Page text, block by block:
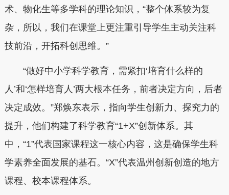
术、物化生等多学科的理论知识，“整个体系较为复
杂，所以，我们在课堂上更注重引导学生主动关注科
技前沿，开拓科创思维。”
“做好中小学科学教育，需紧扣‘培育什么样的
人’和‘怎样培育人’两大根本任务，前者决定方向，后者
决定成效。”郑焕东表示，指向学生创新力、探究力的
提升，他们构建了科学教育“1+X”创新体系。其
中，“1”代表国家课程这一核心内容，这是确保学生科
学素养全面发展的基石。“X”代表温州创新创造的地方
课程、校本课程体系。